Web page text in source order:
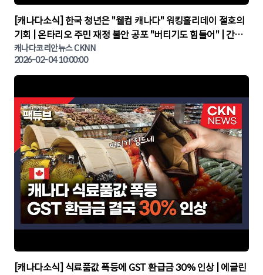
▶
[캐나다소식] 한국 청년은 "웰컴 캐나다" 워킹홀리데이 절호의
기회 | 온타리오 주민 재정 불안 공포 "버티기도 힘들어" | 간추
린 캐나다뉴스 | CKNNEWS, 캐나다코리안뉴스
캐나다코리안뉴스 CKNN
2026-02-04 10:00:00
▶
[캐나다소식] 식료품값 폭등에 GST 환급금 30% 인상 | 에글린